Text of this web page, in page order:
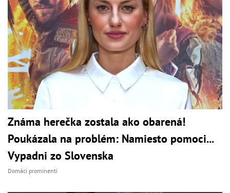
Známa herečka zostala ako obarená!
Poukázala na problém: Namiesto pomoci...
Vypadni zo Slovenska
Domáci prominenti